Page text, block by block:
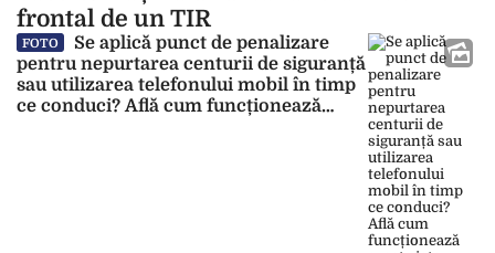
frontal de un TIR
FOTO
Se aplică punct de penalizare
pentru nepurtarea centurii de siguranță
sau utilizarea telefonului mobil în timp
ce conduci? Află cum funcționează